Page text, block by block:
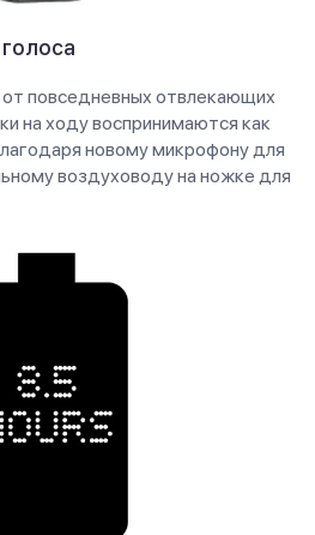
от повседневных отвлекающих
на ходу воспринимаются как
новому микрофону для
воздуховоду на ножке для